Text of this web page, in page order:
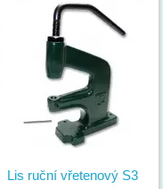
Lis ruční vřetenový S3